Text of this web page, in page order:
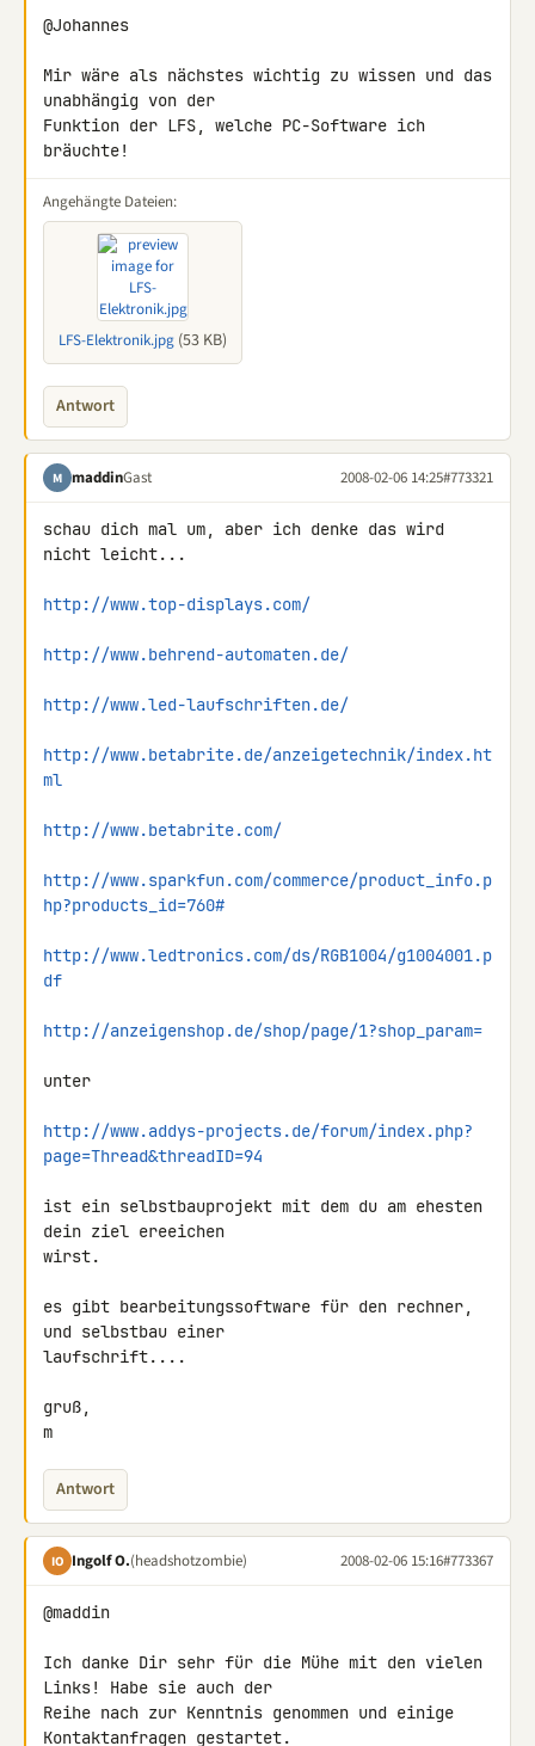
@Johannes
Mir wäre als nächstes wichtig zu wissen und das
unabhängig von der
Funktion der LFS, welche PC-Software ich
bräuchte!
Angehängte Dateien:
LFS-Elektronik.jpg (53 KB)
Antwort
M maddinGast 2008-02-06 14:25#773321
schau dich mal um, aber ich denke das wird
nicht leicht...
http://www.top-displays.com/
http://www.behrend-automaten.de/
http://www.led-laufschriften.de/
http://www.betabrite.de/anzeigetechnik/index.ht
ml
http://www.betabrite.com/
http://www.sparkfun.com/commerce/product_info.p
hp?products_id=760#
http://www.ledtronics.com/ds/RGB1004/g1004001.p
df
http://anzeigenshop.de/shop/page/1?shop_param=
unter
http://www.addys-projects.de/forum/index.php?
page=Thread&threadID=94
ist ein selbstbauprojekt mit dem du am ehesten
dein ziel ereeichen
wirst.
es gibt bearbeitungssoftware für den rechner,
und selbstbau einer
laufschrift....
gruß,
m
Antwort
IO Ingolf O.(headshotzombie) 2008-02-06 15:16#773367
@maddin
Ich danke Dir sehr für die Mühe mit den vielen
Links! Habe sie auch der
Reihe nach zur Kenntnis genommen und einige
Kontaktanfragen gestartet.